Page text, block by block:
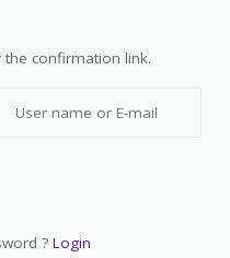
confirmation link.
? Login